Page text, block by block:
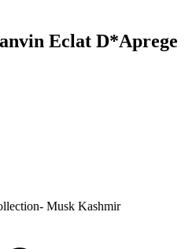
Eclat D*Aprege